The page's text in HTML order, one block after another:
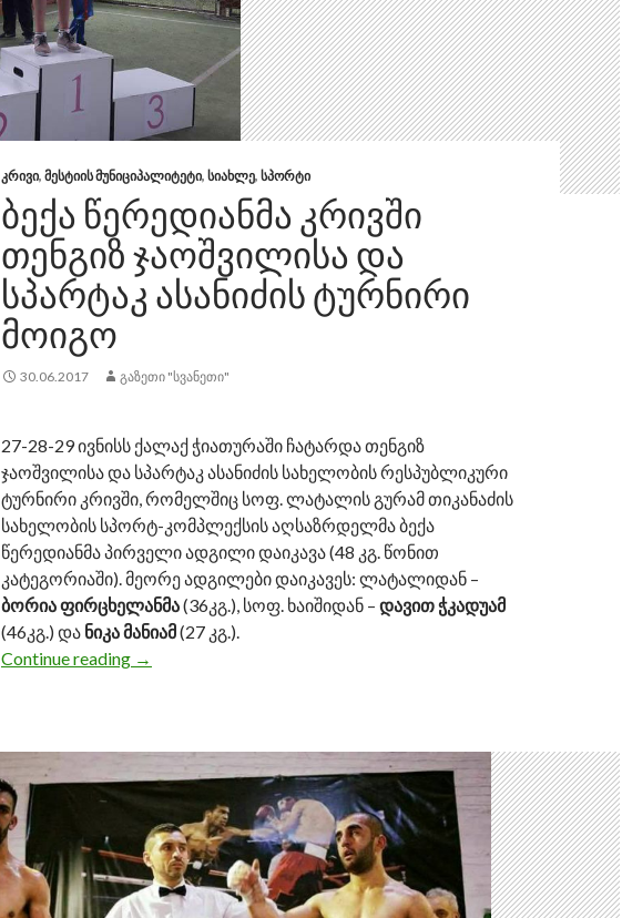
ᲙᲠᲘᲕᲘ, ᲛᲔᲡᲢᲘᲘᲡ ᲛᲣᲜᲘᲪᲘᲞᲐᲚᲘᲢᲔᲢᲘ, ᲡᲘᲐᲮᲚᲔ, ᲡᲞᲝᲠᲢᲘ
ᲑᲔᲥᲐ ᲬᲔᲠᲔᲓᲘᲐᲜᲛᲐ ᲙᲠᲘᲕᲨᲘ
ᲗᲔᲜᲒᲘᲖ ᲯᲐᲝᲨᲕᲘᲚᲘᲡᲐ ᲓᲐ
ᲡᲞᲐᲠᲢᲐᲙ ᲐᲡᲐᲜᲘᲫᲘᲡ ᲢᲣᲠᲜᲘᲠᲘ
ᲛᲝᲘᲒᲝ
30.06.2017 ᲒᲐᲖᲔᲗᲘ "ᲡᲕᲐᲜᲔᲗᲘ"
27-28-29 ივნისს ქალაქ ჭიათურაში ჩატარდა თენგიზ
ჯაოშვილისა და სპარტაკ ასანიძის სახელობის რესპუბლიკური
ტურნირი კრივში, რომელშიც სოფ. ლატალის გურამ თიკანაძის
სახელობის სპორტ-კომპლექსის აღსაზრდელმა ბექა
წერედიანმა პირველი ადგილი დაიკავა (48 კგ. წონით
კატეგორიაში). მეორე ადგილები დაიკავეს: ლატალიდან –
ბორია ფირცხელანმა(36კგ.), სოფ. ხაიშიდან – დავით ჭკადუამ
(46კგ.) და ნიკა მანიამ(27 კგ.).
Continue reading ბექა წერედიანმა კრივში თენგიზ ჯაოშვილისა და სპარტაკ
→